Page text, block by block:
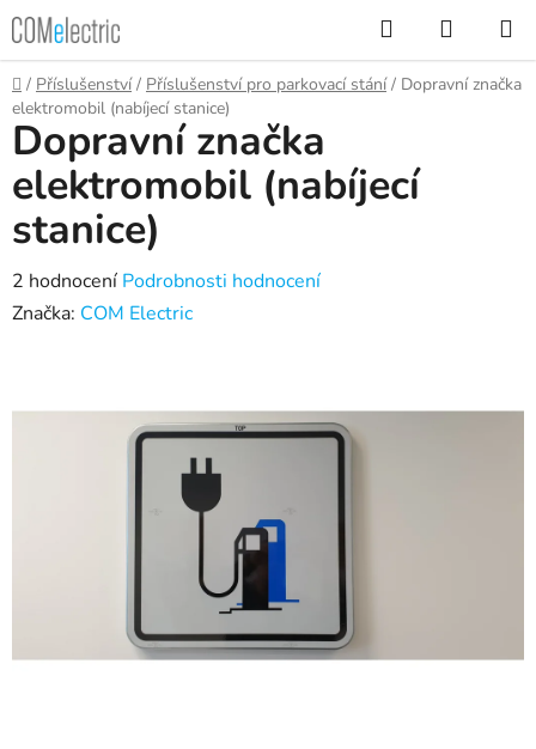
Přejít
na
obsah
Hledat
KOŠÍK
Domů
/ Příslušenství / Příslušenství pro parkovací stání / Dopravní značka
elektromobil (nabíjecí stanice)
Dopravní značka
elektromobil (nabíjecí
stanice)
Průměrné
hodnocení
4,5
2 hodnocení Podrobnosti hodnocení
Značka: COM Electric